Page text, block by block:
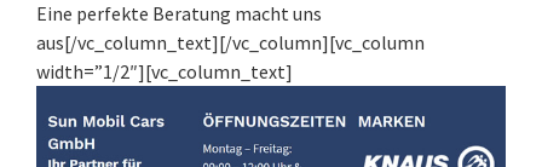
Eine perfekte Beratung macht uns
aus[/vc_column_text][/vc_column][vc_column
width=”1/2″][vc_column_text]